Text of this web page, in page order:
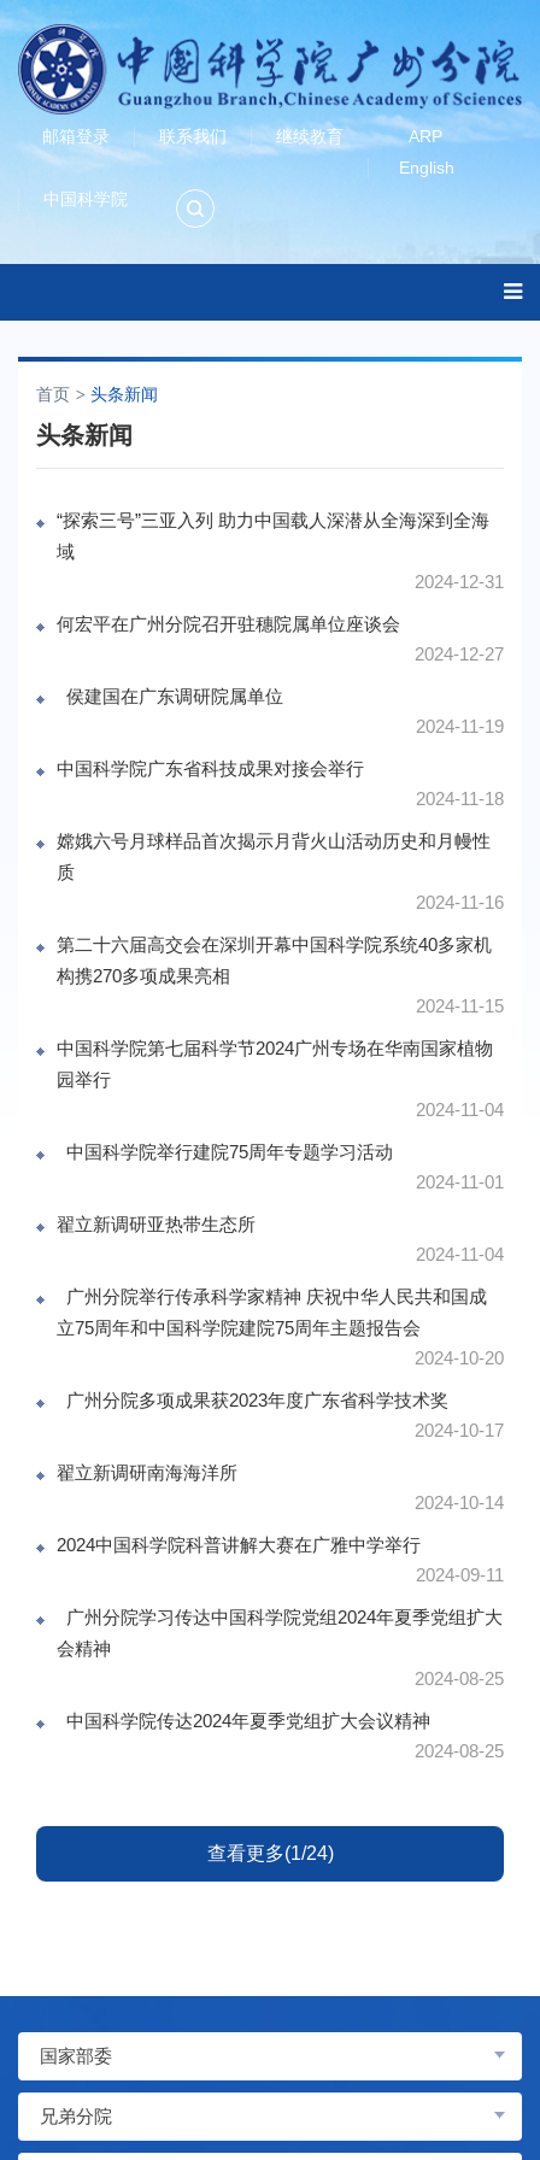
邮箱登录 联系我们 继续教育
ARP
English
中国科学院
首页 头条新闻
头条新闻
“探索三号”三亚入列 助力中国载人深潜从全海深到全海
域
2024-12-31
何宏平在广州分院召开驻穗院属单位座谈会
2024-12-27
侯建国在广东调研院属单位
2024-11-19
中国科学院广东省科技成果对接会举行
2024-11-18
嫦娥六号月球样品首次揭示月背火山活动历史和月幔性
质
2024-11-16
第二十六届高交会在深圳开幕中国科学院系统40多家机
构携270多项成果亮相
2024-11-15
中国科学院第七届科学节2024广州专场在华南国家植物
园举行
2024-11-04
中国科学院举行建院75周年专题学习活动
2024-11-01
翟立新调研亚热带生态所
2024-11-04
广州分院举行传承科学家精神 庆祝中华人民共和国成
立75周年和中国科学院建院75周年主题报告会
2024-10-20
广州分院多项成果获2023年度广东省科学技术奖
2024-10-17
翟立新调研南海海洋所
2024-10-14
2024中国科学院科普讲解大赛在广雅中学举行
2024-09-11
广州分院学习传达中国科学院党组2024年夏季党组扩大
会精神
2024-08-25
中国科学院传达2024年夏季党组扩大会议精神
2024-08-25
查看更多(1/24)
国家部委
兄弟分院